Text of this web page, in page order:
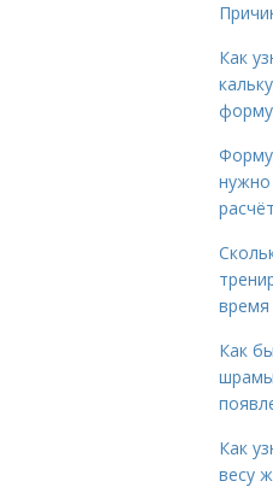
Как
нужно
время
Как
Как
весу